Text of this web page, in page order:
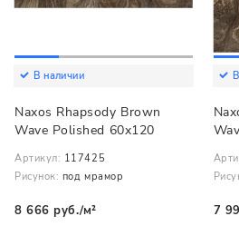
В наличии
Naxos Rhapsody Brown
Wave Polished 60x120
Артикул: 117425
Рисунок: под мрамор
8 666 руб./м² 7